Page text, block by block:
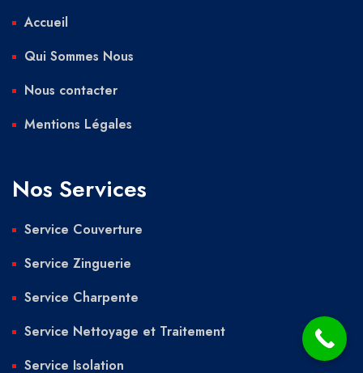
Accueil
Qui Sommes Nous
Nous contacter
Mentions Légales
Nos Services
Service Couverture
Service Zinguerie
Service Charpente
Service Nettoyage et Traitement
Service Isolation